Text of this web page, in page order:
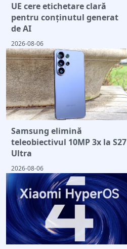
UE cere etichetare clară
pentru conținutul generat
de AI
2026-08-06
Samsung elimină
teleobiectivul 10MP 3x la S27
Ultra
2026-08-06